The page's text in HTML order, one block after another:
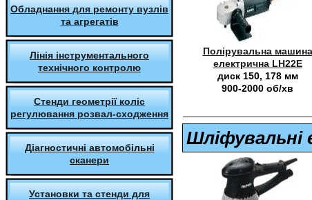
Обладнання для ремонту вузлів
та агрегатів
Лінія інструментального
технічного контролю
Стенди геометрії коліс
регулювання розвал-сходження
Діагностичні автомобільні
сканери
Установки та стенди для
Полірувальна машина
електрична LH22E
диск 150, 178 мм
900-2000 об/хв
Шліфувальні